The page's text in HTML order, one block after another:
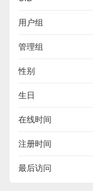
用户组
管理组
性别
生日
在线时间
注册时间
最后访问